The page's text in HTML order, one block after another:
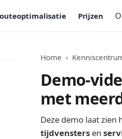
Prijzen
Home ›
Demo-
met
Deze demo laat zien
tijdvensters en